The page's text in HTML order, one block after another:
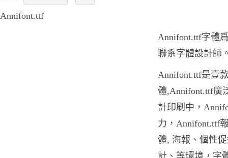
Annifont.ttf
Annifont.ttf字體
聯系字體設計師
Annifont.ttf是壹
體,Annifont.ttf廣
計印刷中，
力，Annifont.ttf
體, 海報、個性
計、等環境，字